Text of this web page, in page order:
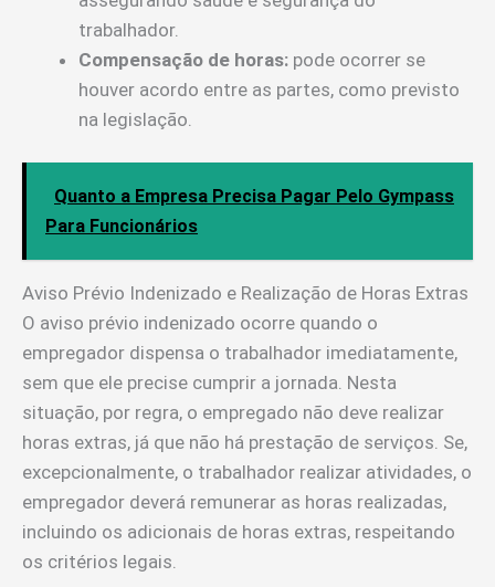
trabalhador.
Compensação de horas: pode ocorrer se
houver acordo entre as partes, como previsto
na legislação.
Quanto a Empresa Precisa Pagar Pelo Gympass
Para Funcionários
Aviso Prévio Indenizado e Realização de Horas Extras
O aviso prévio indenizado ocorre quando o
empregador dispensa o trabalhador imediatamente,
sem que ele precise cumprir a jornada. Nesta
situação, por regra, o empregado não deve realizar
horas extras, já que não há prestação de serviços. Se,
excepcionalmente, o trabalhador realizar atividades, o
empregador deverá remunerar as horas realizadas,
incluindo os adicionais de horas extras, respeitando
os critérios legais.